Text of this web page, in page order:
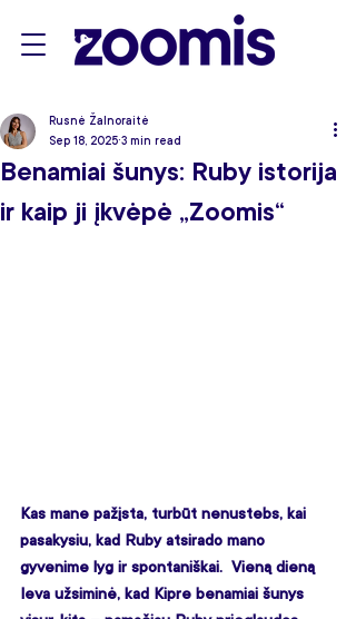
Benamiai šunys: Ruby istorija
ir kaip ji įkvėpė „Zoomis“
Rusnė Žalnoraitė
Sep 18, 2025 3 min read
Kas mane pažįsta, turbūt nenustebs, kai
pasakysiu, kad Ruby atsirado mano
gyvenime lyg ir spontaniškai.  Vieną dieną
Ieva užsiminė, kad Kipre benamiai šunys